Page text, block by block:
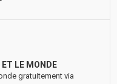
ET LE MONDE
gratuitement via